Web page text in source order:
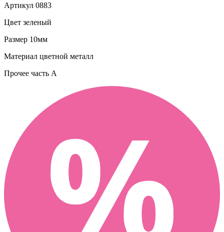
Артикул 0883
Цвет зеленый
Размер 10мм
Материал цветной металл
Прочее часть A